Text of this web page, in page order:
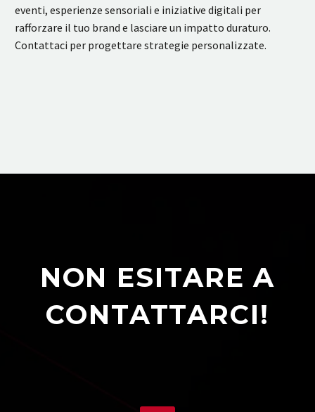
eventi, esperienze sensoriali e iniziative digitali per
rafforzare il tuo brand e lasciare un impatto duraturo.
Contattaci per progettare strategie personalizzate.
NON ESITARE A
CONTATTARCI!